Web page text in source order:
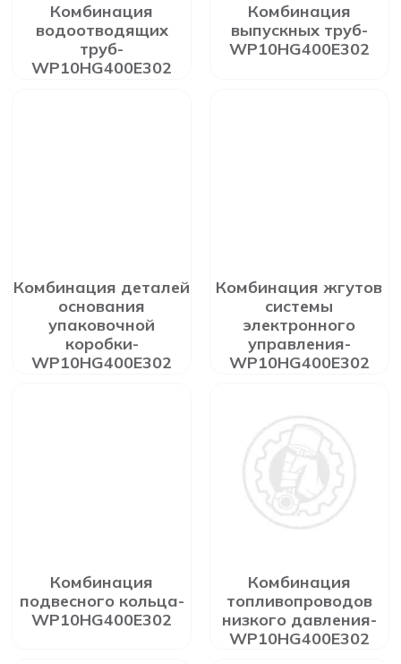
Комбинация
водоотводящих
труб-
WP10HG400E302
Комбинация
выпускных труб-
WP10HG400E302
Комбинация деталей
основания
упаковочной
коробки-
WP10HG400E302
Комбинация жгутов
системы
электронного
управления-
WP10HG400E302
Комбинация
подвесного кольца-
WP10HG400E302
Комбинация
топливопроводов
низкого давления-
WP10HG400E302